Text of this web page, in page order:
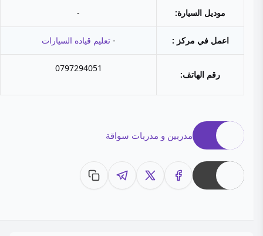
موديل السيارة: -
اعمل في مركز : -تعليم قياده السيارات
رقم الهاتف:
0797294051
مدربين و مدربات سواقة